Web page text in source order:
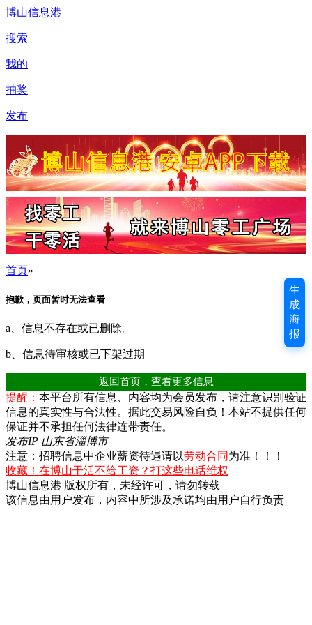
博山信息港
搜索
我的
抽奖
发布
首页»
抱歉，页面暂时无法查看
a、信息不存在或已删除。
b、信息待审核或已下架过期
返回首页，查看更多信息
提醒： 本平台所有信息、内容均为会员发布，请注意识别验证
信息的真实性与合法性。据此交易风险自负！本站不提供任何
保证并不承担任何法律连带责任。
发布IP 山东省淄博市
注意：招聘信息中企业薪资待遇请以劳动合同 为准！！！
收藏！在博山干活不给工资？打这些电话维权
博山信息港 版权所有，未经许可，请勿转载
该信息由用户发布，内容中所涉及承诺均由用户自行负责
生
成
海
报